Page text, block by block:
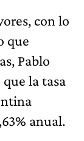
con lo
que
Pablo
la tasa
anual.